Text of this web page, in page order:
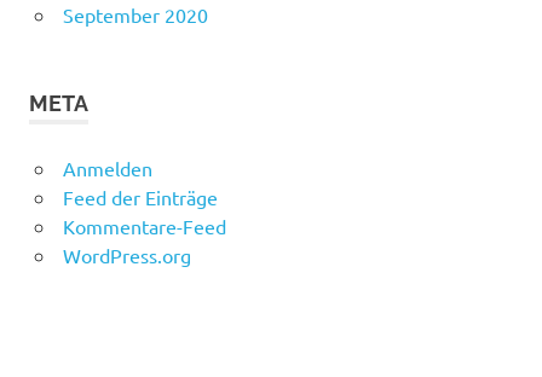
September 2020
META
Anmelden
Feed der Einträge
Kommentare-Feed
WordPress.org